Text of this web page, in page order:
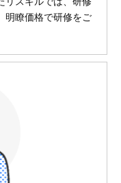
明瞭価格で研修をご